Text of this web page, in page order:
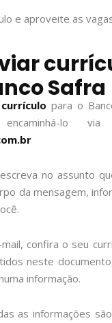
e aproveite as
Safra
para o
lo
no assunto
da mensagem,
confira o seu
neste
informação.
as informações